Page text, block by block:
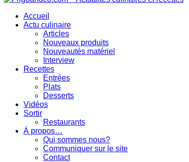
Accueil
Actu culinaire
Articles
Nouveaux produits
Nouveautés matériel
Interview
Recettes
Entrées
Plats
Desserts
Vidéos
Sortir
Restaurants
À propos…
Qui sommes nous?
Communiquer sur le site
Contact